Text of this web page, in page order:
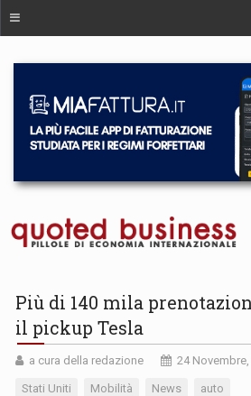
Più di 140 mila
il pickup Tesla
a cura della redazione 24
Stati Uniti Mobilità News auto